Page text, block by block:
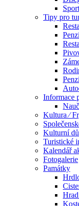
Tipy pro
Informace
Kultura ⁄
Kulturní
Turistické
Kalendář
Fotogalerie
Památky